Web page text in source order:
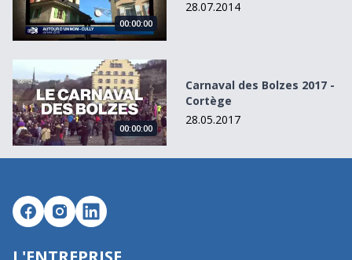
00:00:00
28.07.2014
Carnaval des Bolzes 2017 - Cortège
00:00:00
Carnaval des Bolzes 2017 -
Cortège
28.05.2017